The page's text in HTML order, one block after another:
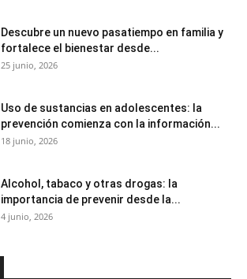
Descubre un nuevo pasatiempo en familia y
fortalece el bienestar desde...
25 junio, 2026
Uso de sustancias en adolescentes: la
prevención comienza con la información...
18 junio, 2026
Alcohol, tabaco y otras drogas: la
importancia de prevenir desde la...
4 junio, 2026